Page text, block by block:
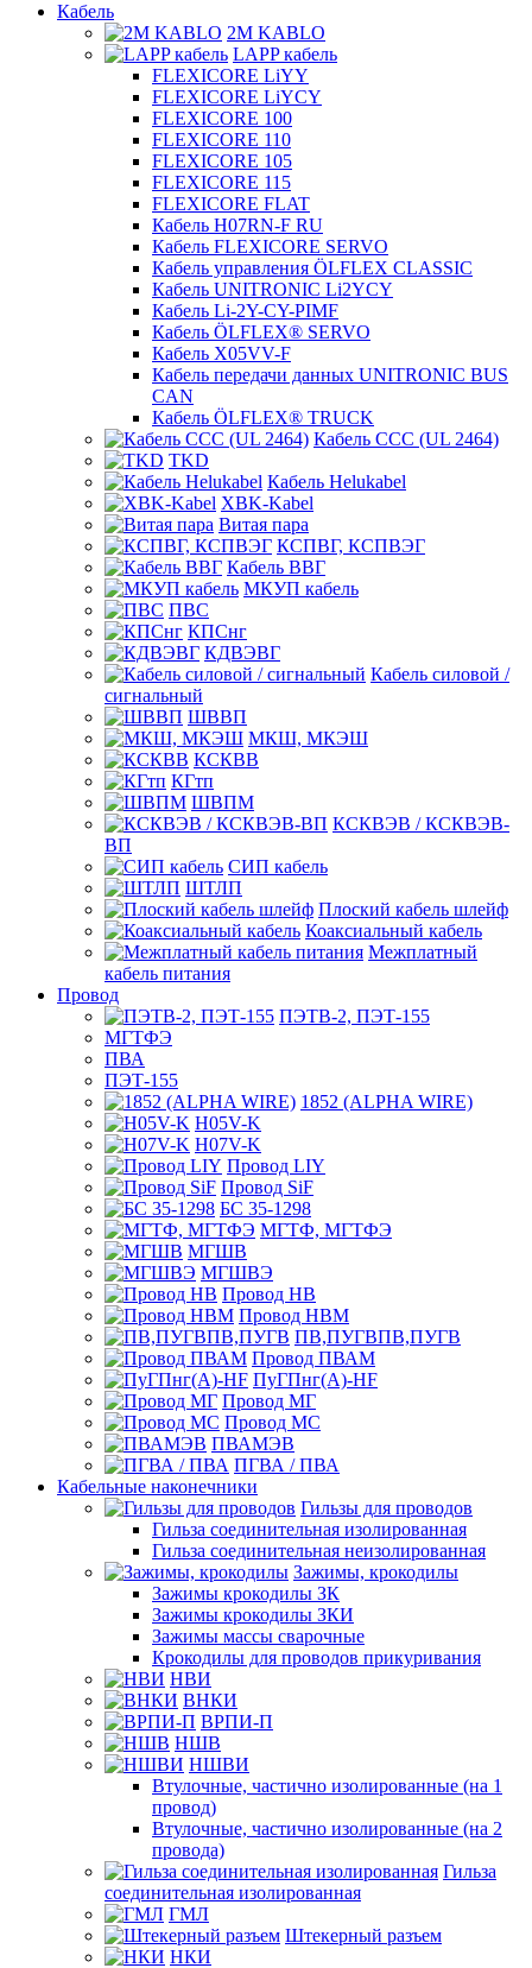
Кабель
2M KABLO
LAPP кабель
FLEXICORE LiYY
FLEXICORE LiYCY
FLEXICORE 100
FLEXICORE 110
FLEXICORE 105
FLEXICORE 115
FLEXICORE FLAT
Кабель H07RN-F RU
Кабель FLEXICORE SERVO
Кабель управления ÖLFLEX CLASSIC
Кабель UNITRONIC Li2YCY
Кабель Li-2Y-CY-PIMF
Кабель ÖLFLEX® SERVO
Кабель X05VV-F
Кабель передачи данных UNITRONIC BUS
CAN
Кабель ÖLFLEX® TRUCK
Кабель CCC (UL 2464)
TKD
Кабель Helukabel
XBK-Kabel
Витая пара
КСПВГ, КСПВЭГ
Кабель ВВГ
МКУП кабель
ПВС
КПСнг
КДВЭВГ
Кабель силовой /
сигнальный
ШВВП
МКШ, МКЭШ
КСКВВ
КГтп
ШВПМ
КСКВЭВ / КСКВЭВ-
ВП
СИП кабель
ШТЛП
Плоский кабель шлейф
Коаксиальный кабель
Межплатный
кабель питания
Провод
ПЭТВ-2, ПЭТ-155
МГТФЭ
ПВА
ПЭТ-155
1852 (ALPHA WIRE)
H05V-K
H07V-K
Провод LIY
Провод SiF
БС 35-1298
МГТФ, МГТФЭ
МГШВ
МГШВЭ
Провод НВ
Провод НВМ
ПВ,ПУГВПВ,ПУГВ
Провод ПВАМ
ПуГПнг(A)-HF
Провод МГ
Провод МС
ПВАМЭВ
ПГВА / ПВА
Кабельные наконечники
Гильзы для проводов
Гильза соединительная изолированная
Гильза соединительная неизолированная
Зажимы, крокодилы
Зажимы крокодилы ЗК
Зажимы крокодилы ЗКИ
Зажимы массы сварочные
Крокодилы для проводов прикуривания
НВИ
ВНКИ
ВРПИ-П
НШВ
НШВИ
Втулочные, частично изолированные (на 1
провод)
Втулочные, частично изолированные (на 2
провода)
Гильза
соединительная изолированная
ГМЛ
Штекерный разъем
НКИ